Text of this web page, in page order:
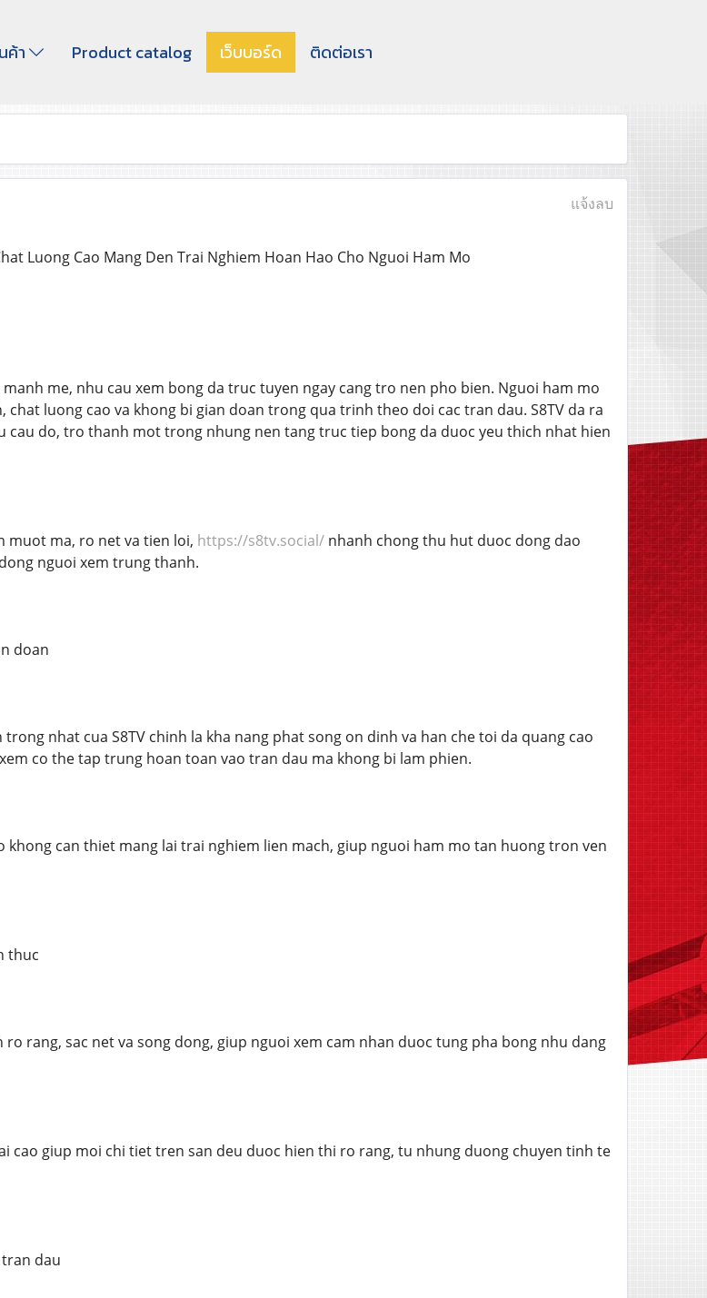
ค้า Product catalog เว็บบอร์ด ติดต่อเรา
แจ้งลบ
Luong Cao Mang Den Trai Nghiem Hoan Hao Cho Nguoi Ham Mo
me, nhu cau xem bong da truc tuyen ngay cang tro nen pho bien. Nguoi ham mo
luong cao va khong bi gian doan trong qua trinh theo doi cac tran dau. S8TV da ra
cau do, tro thanh mot trong nhung nen tang truc tiep bong da duoc yeu thich nhat hien
muot ma, ro net va tien loi, https://s8tv.social/nhanh chong thu hut duoc dong dao
nguoi xem trung thanh.
doan
nhat cua S8TV chinh la kha nang phat song on dinh va han che toi da quang cao
co the tap trung hoan toan vao tran dau ma khong bi lam phien.
khong can thiet mang lai trai nghiem lien mach, giup nguoi ham mo tan huong tron ven
thuc
ro rang, sac net va song dong, giup nguoi xem cam nhan duoc tung pha bong nhu dang
cao giup moi chi tiet tren san deu duoc hien thi ro rang, tu nhung duong chuyen tinh te
dau